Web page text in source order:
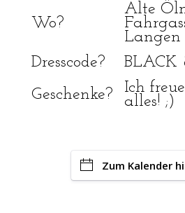
Wo?
Alte
Langen
Dresscode?
BLACK
Geschenke?
Ich
alles! ;)
Zum Kalender